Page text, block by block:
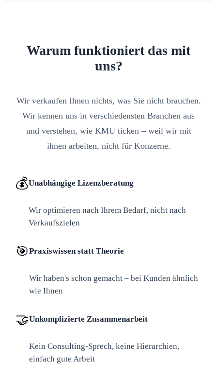
Warum funktioniert das mit
uns?
Wir verkaufen Ihnen nichts, was Sie nicht brauchen.
Wir kennen uns in verschiedensten Branchen aus
und verstehen, wie KMU ticken – weil wir mit
ihnen arbeiten, nicht für Konzerne.
💰Unabhängige Lizenzberatung
Wir optimieren nach Ihrem Bedarf, nicht nach
Verkaufszielen
🎯Praxiswissen statt Theorie
Wir haben's schon gemacht – bei Kunden ähnlich
wie Ihnen
🤝Unkomplizierte Zusammenarbeit
Kein Consulting-Sprech, keine Hierarchien,
einfach gute Arbeit